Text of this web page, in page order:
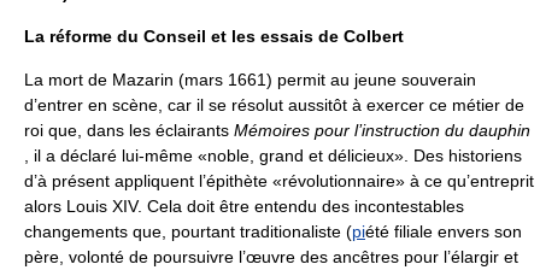
La réforme du Conseil et les essais de Colbert
La mort de Mazarin (mars 1661) permit au jeune souverain
d’entrer en scène, car il se résolut aussitôt à exercer ce métier de
roi que, dans les éclairants Mémoires pour l’instruction du dauphin
, il a déclaré lui-même «noble, grand et délicieux». Des historiens
d’à présent appliquent l’épithète «révolutionnaire» à ce qu’entreprit
alors Louis XIV. Cela doit être entendu des incontestables
changements que, pourtant traditionaliste (piété filiale envers son
père, volonté de poursuivre l’œuvre des ancêtres pour l’élargir et